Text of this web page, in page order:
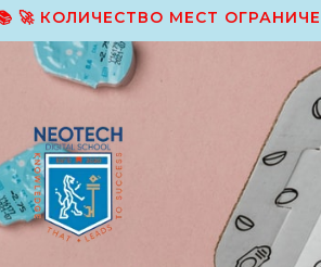
📚 🚀 КОЛИЧЕСТВО МЕСТ